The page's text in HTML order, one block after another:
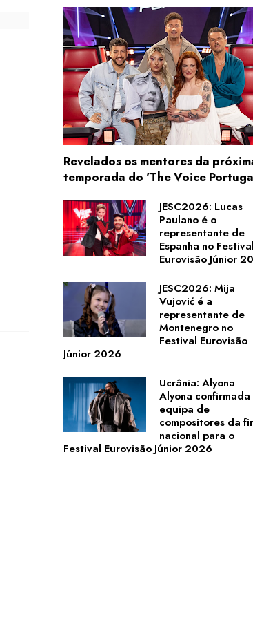
Revelados os mentores da
temporada do 'The Voice
JESC2026: Lucas
Paulano é o
representante de
Espanha no Festival
Eurovisão Júnior
JESC2026: Mija
Vujović é a
representante de
Montenegro no
Festival Eurovisão
Júnior 2026
Ucrânia: Alyona
Alyona confirmada
equipa de
compositores da
nacional para o
Festival Eurovisão Júnior 2026